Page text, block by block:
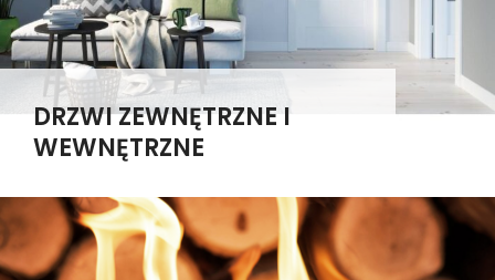
DRZWI ZEWNĘTRZNE I
WEWNĘTRZNE